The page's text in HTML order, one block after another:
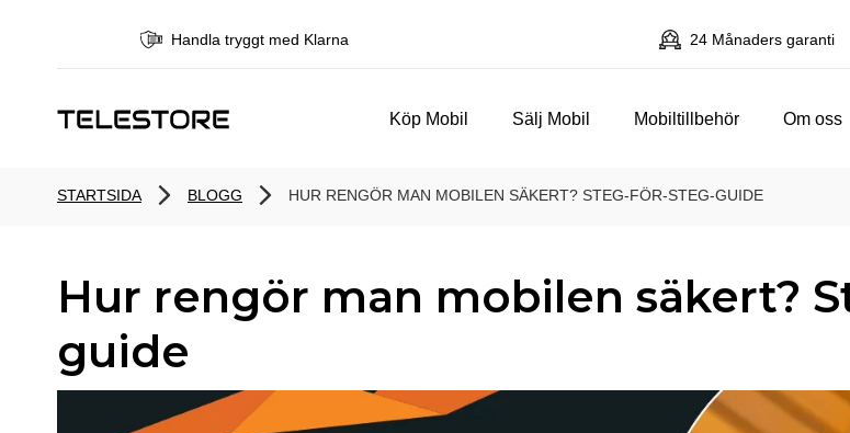
Handla tryggt med Klarna 24 Månaders garanti
Köp Mobil Sälj Mobil Mobiltillbehör Om oss
STARTSIDA BLOGG HUR RENGÖR MAN MOBILEN SÄKERT? STEG-FÖR-STEG-GUIDE
Hur rengör man mobilen säkert?
guide